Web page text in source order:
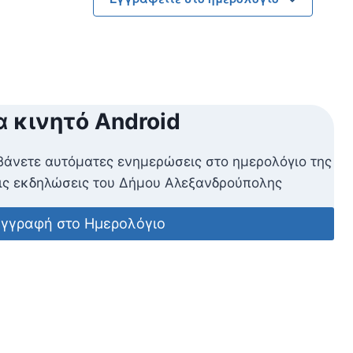
κινητό Android
αυτόματες ενημερώσεις στο ημερολόγιο της
εκδηλώσεις του Δήμου Αλεξανδρούπολης
στο Ημερολόγιο